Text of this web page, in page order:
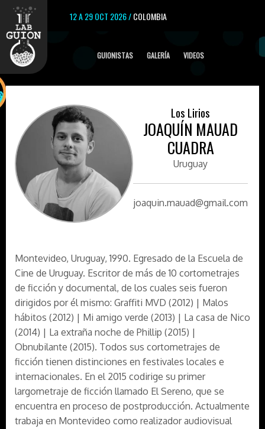
12 A 29 OCT 2026 /COLOMBIA
GUIONISTAS GALERÍA VIDEOS
Los Lirios
JOAQUÍN MAUAD
CUADRA
Uruguay
joaquin.mauad@gmail.com
Montevideo, Uruguay, 1990. Egresado de la Escuela de
Cine de Uruguay. Escritor de más de 10 cortometrajes
de ficción y documental, de los cuales seis fueron
dirigidos por él mismo: Graffiti MVD (2012) | Malos
hábitos (2012) | Mi amigo verde (2013) | La casa de Nico
(2014) | La extraña noche de Phillip (2015) |
Obnubilante (2015). Todos sus cortometrajes de
ficción tienen distinciones en festivales locales e
internacionales. En el 2015 codirige su primer
largometraje de ficción llamado El Sereno, que se
encuentra en proceso de postproducción. Actualmente
trabaja en Montevideo como realizador audiovisual